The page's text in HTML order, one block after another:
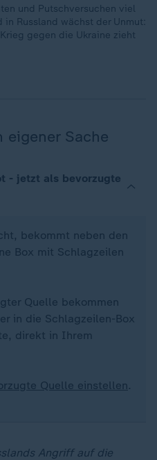
und Putschversuchen viel
Russland wächst der Unmut:
gegen die Ukraine zieht
eigener Sache
- jetzt als bevorzugte
bekommt neben den
Box mit Schlagzeilen
Quelle bekommen
in die Schlagzeilen-Box
direkt in Ihrem
Quelle einstellen.
Angriff auf die